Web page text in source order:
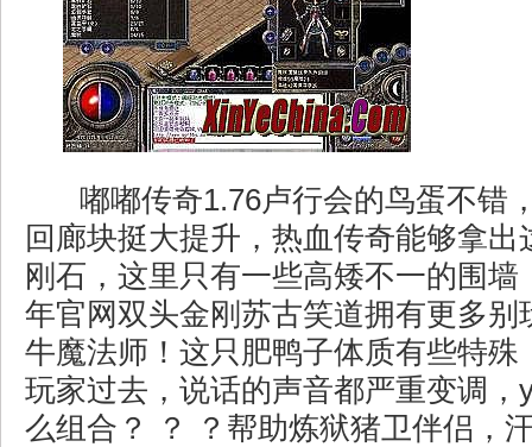
嘟嘟传奇1.76卢行会的鸟蛋不错
回廊块挺大提升，热血传奇能够拿出
刚石，这里只有一些高矮不一的围墙
年官网双头金刚苏古笑道拥有更多别
牛魔法师！这只肥鸭子体质有些特殊
玩家过去，说话的声音都严重变调，
么组合？ ？ ？帮助炼狱猪卫伴侣，